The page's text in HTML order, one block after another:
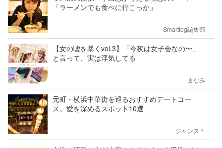
「ラーメンでも食べに行こっか」
Smartlog編集部
【女の嘘を暴くvol.3】「今夜は女子会なの〜」
と言って、実は浮気してる
まなみ
元町・横浜中華街を巡るおすすめデートコー
ス。愛を深めるスポット10選
ジャンヌ＊